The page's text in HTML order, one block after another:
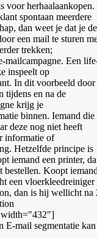
voor herhaalaankopen.
spontaan meerdere
dan weet je dat je de
een mail te sturen
trekken;
mailcampagne. Een
inspeelt op
In dit voorbeeld door
tijdens en na de
krijg je
binnen. Iemand die
deze nog niet heeft
informatie of
Hetzelfde principe is
iemand een printer,
Koopt
een vloerkleedreiniger
dan is hij wellicht na
width="432"]
E-mail segmentatie kan